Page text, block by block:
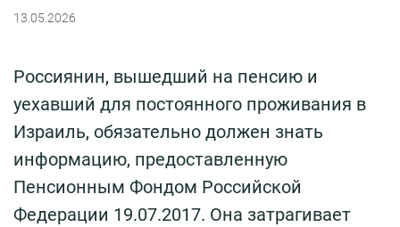
13.05.2026
Россиянин, вышедший на пенсию и
уехавший для постоянного проживания в
Израиль, обязательно должен знать
информацию, предоставленную
Пенсионным Фондом Российской
Федерации 19.07.2017. Она затрагивает